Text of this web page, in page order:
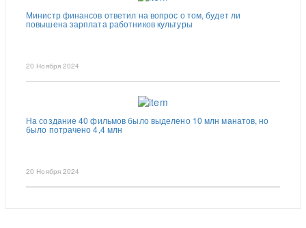
Министр финансов ответил на вопрос о том, будет ли
повышена зарплата работников культуры
20 Ноября 2024
На создание 40 фильмов было выделено 10 млн манатов, но
было потрачено 4,4 млн
20 Ноября 2024